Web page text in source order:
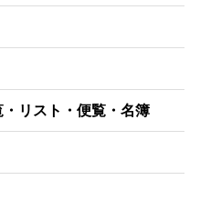
リスト・便覧・名簿